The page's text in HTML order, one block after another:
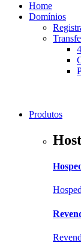
Home
Domínios
Produtos